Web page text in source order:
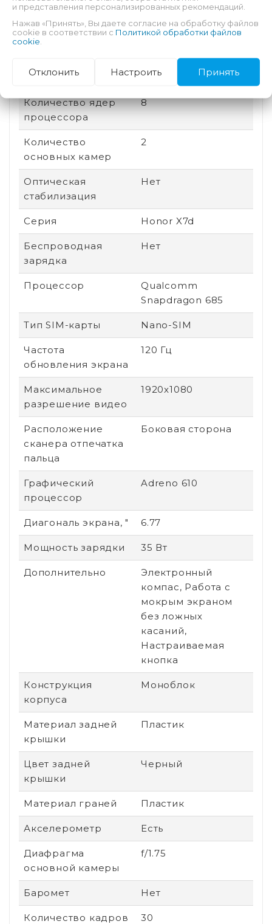
Соотношение
сторон
20:9
Быстрая зарядка Есть
Количество ядер
процессора
8
Количество
основных камер
2
Оптическая
стабилизация
Нет
Серия Honor X7d
Беспроводная
зарядка
Нет
Процессор
Qualcomm
Snapdragon 685
Тип SIM-карты Nano-SIM
Частота
обновления экрана
120 Гц
Максимальное
разрешение видео
1920x1080
Расположение
сканера отпечатка
пальца
Боковая сторона
Графический
процессор
Adreno 610
Диагональ экрана, " 6.77
Мощность зарядки 35 Вт
Дополнительно
Электронный
компас, Работа с
мокрым экраном
без ложных
касаний,
Настраиваемая
кнопка
Конструкция
корпуса
Моноблок
Материал задней
крышки
Пластик
Цвет задней
крышки
Черный
Материал граней Пластик
Акселерометр Есть
Диафрагма
основной камеры
f/1.75
Баромет Нет
Количество кадров
30
и представления персонализированных рекомендаций.
Нажав «Принять», Вы даете согласие на обработку файлов
cookie в соответствии с Политикой обработки файлов
cookie
Отклонить Настроить Принять